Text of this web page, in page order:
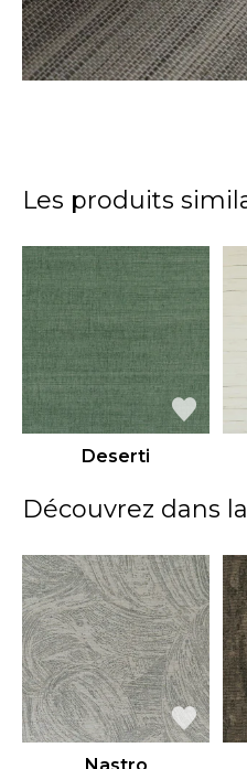
Les produits
Deserti
Découvrez dans